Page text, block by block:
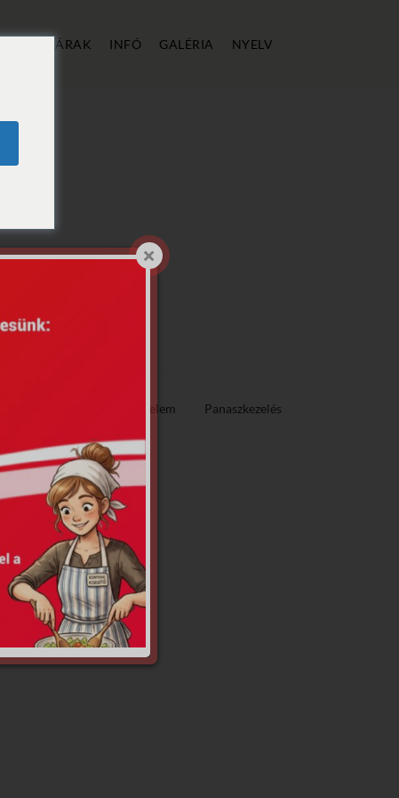
ÁRAK INFÓ GALÉRIA NYELV
Adatvédelem Panaszkezelés